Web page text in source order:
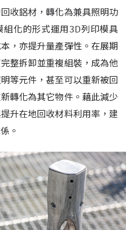
收鋁材，轉化為兼具照明功
化的形式運用3D列印模具
，亦提升量產彈性。在展期
整拆卸並重複組裝，成為他
等元件，甚至可以重新被回
轉化為其它物件。藉此減少
升在地回收材料利用率，建
。